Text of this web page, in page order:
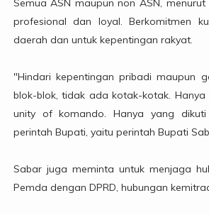
Semua ASN maupun non ASN,
profesional dan loyal. Berkomitmen
daerah dan untuk kepentingan rakyat.
"Hindari kepentingan pribadi maupun
blok-blok, tidak ada kotak-kotak.
unity of komando. Hanya yang
perintah Bupati, yaitu perintah Bupati
Sabar juga meminta untuk menjaga
Pemda dengan DPRD, hubungan